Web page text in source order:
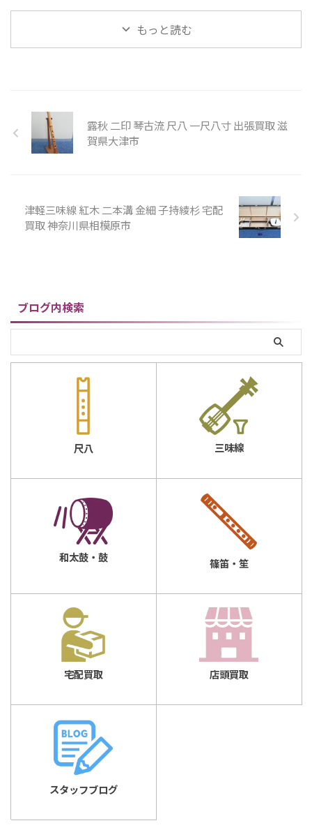
寸（約 74cm）歌口：内径 約
2.0cm / 外径 約 3.9cm管尻：内
径 約 2.2cm / 外径 約 5. ...
さ：二尺三寸（約 69cm）歌
口：内径 約 2.3cm / 外径 約
3.9cm管尻：内径 約 2.1cm / 外
買取させていただきました。
歌口に銀巻きで、中継ぎは石目
三線が施されています。石目三
線が施されていると、ゴージャ
す。欠けや割れ、ヒビなどもな
くコンディションは良好です。
音出しもスムーズで問題はあり
ませんでした。全体的に良いコ
いただき、ありがとうございま
した。 【仕様】琴古流 在銘
取させていただきました。中
継は金三線籐巻で、晏弘の銘が
2か所入っています。補修跡が
あるものの、しっかりと補修
と言えます。中古市場でも人気
琴古流 在銘 晏弘長さ：一尺
八寸（約 54cm）歌口：内径 約
2.1cm / 外径 約 3.7c ...
もっと読む
露秋 二印 琴古流 尺八 一尺八寸 出張買取 滋
賀県大津市
津軽三味線 紅木 二本溝 金細 子持綾杉 宅配
買取 神奈川県相模原市
ブログ内検索
尺八 三味線
和太鼓・鼓 篠笛・笙
宅配買取 店頭買取
スタッフブログ